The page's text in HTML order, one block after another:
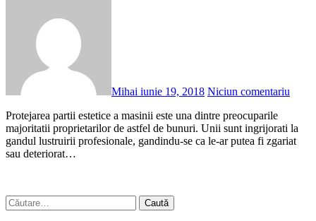
Mihai iunie 19, 2018 Niciun comentariu
Protejarea partii estetice a masinii este una dintre preocuparile
majoritatii proprietarilor de astfel de bunuri. Unii sunt ingrijorati la
gandul lustruirii profesionale, gandindu-se ca le-ar putea fi zgariat
sau deteriorat…
Caută
după: